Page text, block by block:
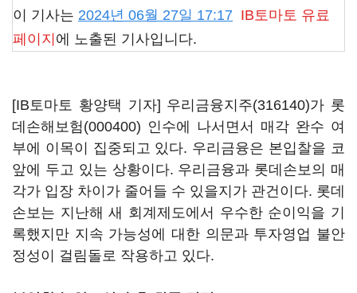
이 기사는 2024년 06월 27일 17:17 IB토마토 유료
페이지 에 노출된 기사입니다.
[IB토마토 황양택 기자] 우리금융지주(316140)가 롯
데손해보험(000400) 인수에 나서면서 매각 완수 여
부에 이목이 집중되고 있다. 우리금융은 본입찰을 코
앞에 두고 있는 상황이다. 우리금융과 롯데손보의 매
각가 입장 차이가 줄어들 수 있을지가 관건이다. 롯데
손보는 지난해 새 회계제도에서 우수한 순이익을 기
록했지만 지속 가능성에 대한 의문과 투자영업 불안
정성이 걸림돌로 작용하고 있다.